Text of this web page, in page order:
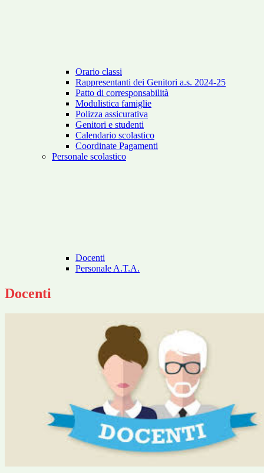
Orario classi
Rappresentanti dei Genitori a.s. 2024-25
Patto di corresponsabilità
Modulistica famiglie
Polizza assicurativa
Genitori e studenti
Calendario scolastico
Coordinate Pagamenti
Personale scolastico
Docenti
Personale A.T.A.
Docenti